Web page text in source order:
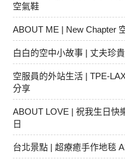
空氣鞋
ABOUT ME | New Chapter
白白的空中小故事 | 丈夫珍
空服員的外站生活 | TPE-
分享
ABOUT LOVE | 祝我生日快
日
台北景點 | 超療癒手作地毯